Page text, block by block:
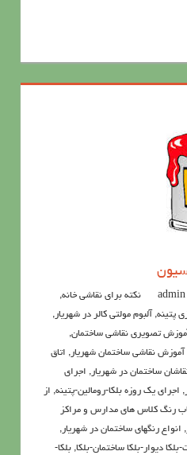
admin
,
پتينه, آلبوم مولتی کالر در شهریار ,
تصویری نقاشی ساختمان,
آموزش نقاشی ساختمان شهریار , اتاق
ساختمان در شهریار , اجرای
, اجرای یک روزه بلکا-رومالین-پتینه, از
رنگ کلاس های مدارس و مراکز
, انواع رنگهای ساختمان در شهریار ,
دیوار-بلکا ساختمان-بلکا, بلکا-